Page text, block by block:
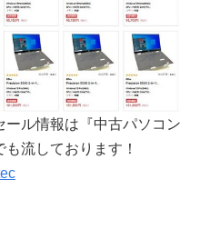
ル情報は『中古パソコン
流しております！